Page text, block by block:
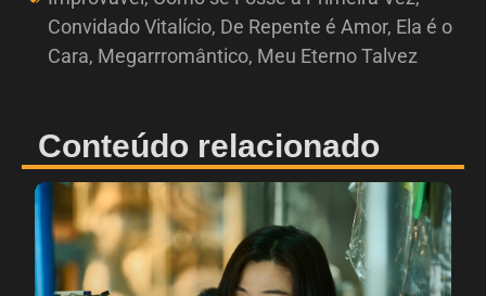
Convidado Vitalício, De Repente é Amor, Ela é o
Cara, Megarrromântico, Meu Eterno Talvez
Conteúdo relacionado